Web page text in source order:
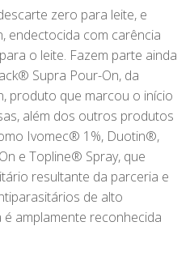
zero para leite, e
endectocida com carência
o leite. Fazem parte ainda
Supra Pour-On, da
produto que marcou o início
além dos outros produtos
Ivomec® 1%, Duotin®,
e Topline® Spray, que
resultante da parceria e
de alto
amplamente reconhecida